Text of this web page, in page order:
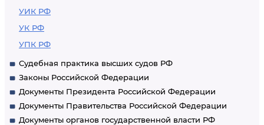
УИК РФ
УК РФ
УПК РФ
Судебная практика высших судов РФ
Законы Российской Федерации
Документы Президента Российской Федерации
Документы Правительства Российской Федерации
Документы органов государственной власти РФ